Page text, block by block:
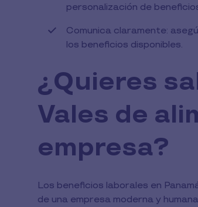
personalización de
Comunica claramente:
los beneficios disponibles.
¿Quieres
Vales de
empresa?
Los beneficios laborales en
de una empresa moderna y